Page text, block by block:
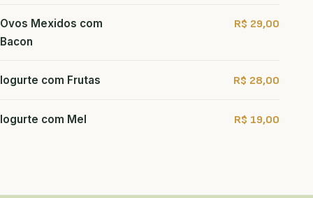
Ovos Mexidos com
Bacon
R$ 29,00
Iogurte com Frutas R$ 28,00
Iogurte com Mel R$ 19,00